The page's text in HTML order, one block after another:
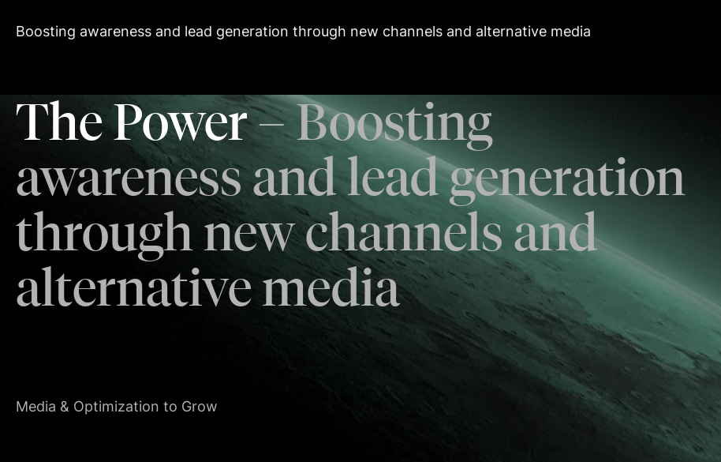
Boosting awareness and lead generation through new channels and alternative media
The Power– Boosting
awareness and lead generation
through new channels and
alternative media
Media & Optimization to Grow